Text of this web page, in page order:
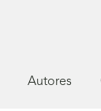
Autores